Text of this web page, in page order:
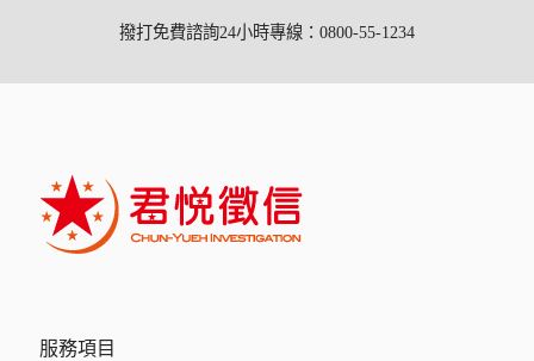
撥打免費諮詢24小時專線：0800-55-1234
服務項目